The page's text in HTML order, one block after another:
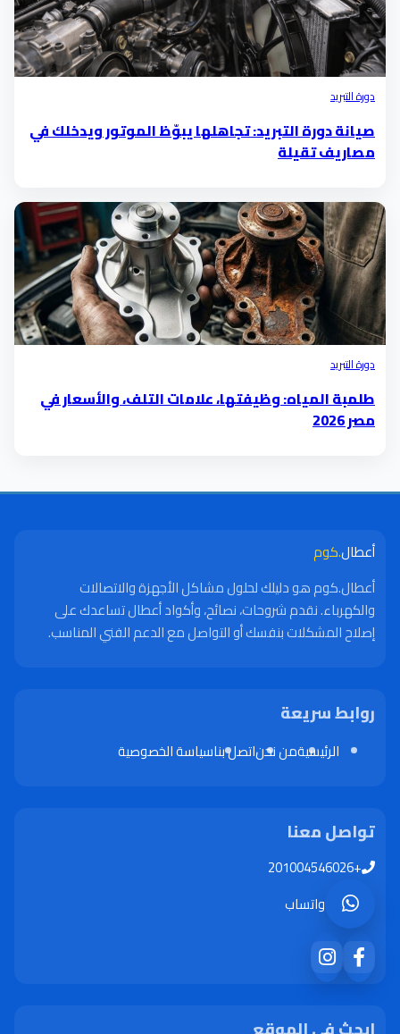
دورة التبريد
صيانة دورة التبريد: تجاهلها يبوّظ الموتور ويدخلك في
مصاريف تقيلة
دورة التبريد
طلمبة المياه: وظيفتها، علامات التلف، والأسعار في
مصر 2026
أعطال.كوم
أعطال.كوم هو دليلك لحلول مشاكل الأجهزة والاتصالات
والكهرباء. نقدم شروحات، نصائح، وأكواد أعطال تساعدك على
إصلاح المشكلات بنفسك أو التواصل مع الدعم الفني المناسب.
روابط سريعة
الرئيسيةمن نحناتصل بناسياسة الخصوصية
تواصل معنا
+201004546026
واتساب